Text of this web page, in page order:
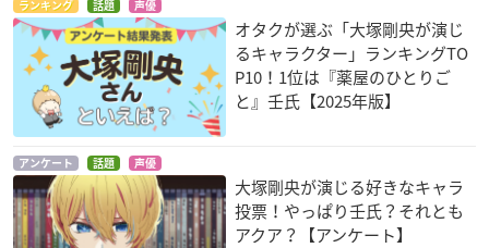
ランキング 話題 声優
オタクが選ぶ「大塚剛央が演じ
るキャラクター」ランキングTO
P10！1位は『薬屋のひとりご
と』壬氏【2025年版】
アンケート 話題 声優
大塚剛央が演じる好きなキャラ
投票！やっぱり壬氏？それとも
アクア？【アンケート】